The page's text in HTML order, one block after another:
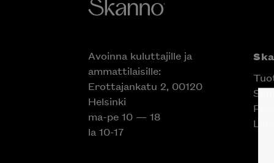
Avoinna kuluttajille ja
ammattilaisille:
Erottajankatu 2, 00120
Helsinki
ma-pe 10 — 18
la 10-17